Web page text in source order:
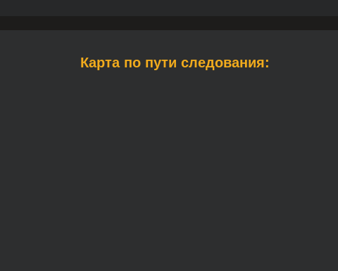
Карта по пути следования: